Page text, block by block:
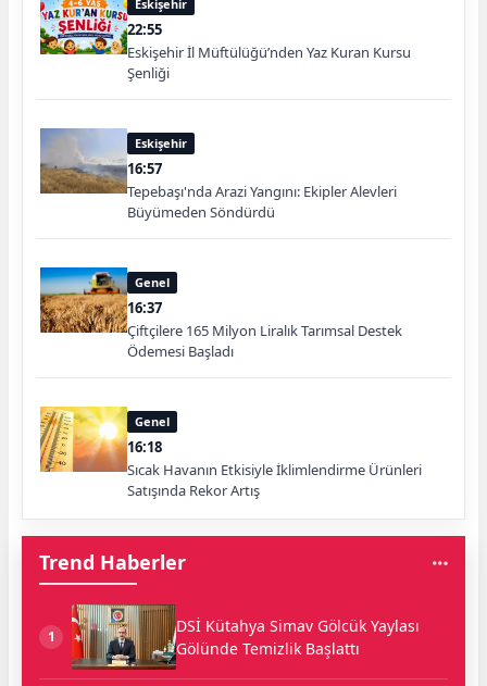
Eskişehir
22:55
Eskişehir İl Müftülüğü’nden Yaz Kuran Kursu
Şenliği
Eskişehir
16:57
Tepebaşı'nda Arazi Yangını: Ekipler Alevleri
Büyümeden Söndürdü
Genel
16:37
Çiftçilere 165 Milyon Liralık Tarımsal Destek
Ödemesi Başladı
Genel
16:18
Sıcak Havanın Etkisiyle İklimlendirme Ürünleri
Satışında Rekor Artış
Trend Haberler
1
DSİ Kütahya Simav Gölcük Yaylası
Gölünde Temizlik Başlattı